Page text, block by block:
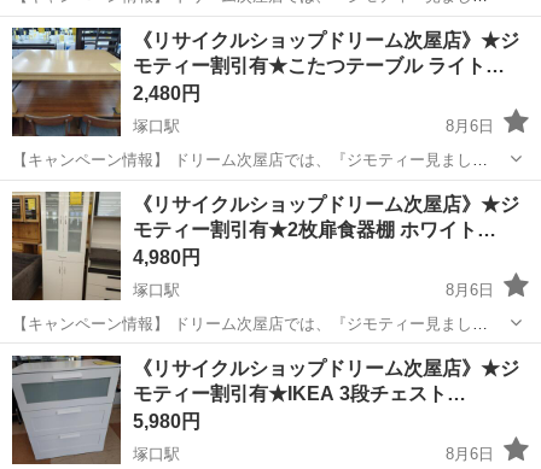
た！』とレジでこの画面を提示していただくと、ジモティー限定価格
（掲載価格から7%OFF）にてご購入いただけます！ ※ご自身でお持
ち帰りの場合は更に5%OFFの合計1...
兵庫 尼崎市 塚口駅 ドリーム
《リサイクルショップドリーム次屋店》★ジ
モティー割引有★こたつテーブル ライト…
2,480円
塚口駅
8月6日
【キャンペーン情報】 ドリーム次屋店では、『ジモティー見まし
た！』とレジでこの画面を提示していただくと、ジモティー限定価格
（掲載価格から7%OFF）にてご購入いただけます！ ※ご自身でお持
ち帰りの場合は更に5%OFFの合計1...
兵庫 尼崎市 塚口駅 ドリーム
《リサイクルショップドリーム次屋店》★ジ
モティー割引有★2枚扉食器棚 ホワイト…
4,980円
塚口駅
8月6日
【キャンペーン情報】 ドリーム次屋店では、『ジモティー見まし
た！』とレジでこの画面を提示していただくと、ジモティー限定価格
（掲載価格から7%OFF）にてご購入いただけます！ ※ご自身でお持
ち帰りの場合は更に5%OFFの合計1...
兵庫 尼崎市 塚口駅 ドリーム
《リサイクルショップドリーム次屋店》★ジ
モティー割引有★IKEA 3段チェスト…
5,980円
塚口駅 8月6日